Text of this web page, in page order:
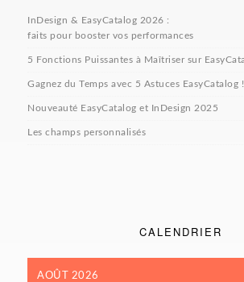
InDesign & EasyCatalog 2026 :
faits pour booster vos performances
5 Fonctions Puissantes à Maîtriser sur
Gagnez du Temps avec 5 Astuces EasyCatalog !
Nouveauté EasyCatalog et InDesign 2025
Les champs personnalisés
CALENDRIER
AOÛT 2026